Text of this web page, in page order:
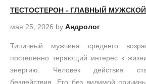
ТЕСТОСТЕРОН - ГЛАВНЫЙ
мая 25, 2026 by Андролог
Типичный мужчина среднего
постепенно теряющий интерес к
энергию. Человек действия
бездействия. Его без видимой